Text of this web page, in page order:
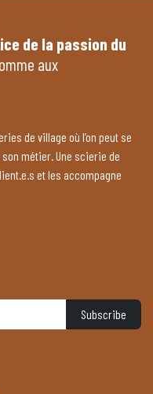
de la passion du
aux
de village où l’on peut se
métier. Une scierie de
et les accompagne
Subscribe